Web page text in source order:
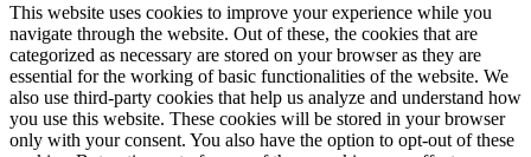
This website uses cookies to improve your experience while you
navigate through the website. Out of these, the cookies that are
categorized as necessary are stored on your browser as they are
essential for the working of basic functionalities of the website. We
also use third-party cookies that help us analyze and understand how
you use this website. These cookies will be stored in your browser
only with your consent. You also have the option to opt-out of these